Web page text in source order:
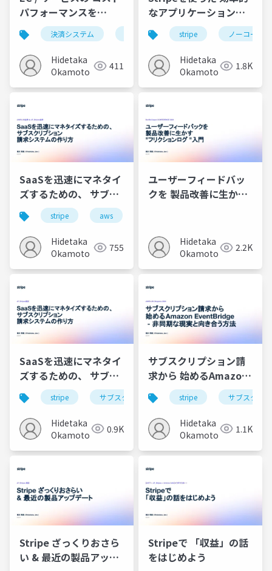
パフォーマンスを
Stripeで高める３つの
方法
決済システム ノーコード
Hidetaka
Okamoto
411
なアプリケーション開
発の進め方
stripe ノーコード
Hidetaka
Okamoto
1.8K
SaaSを迅速にマネタイ
ズするための、 サブス
クリプション 請求シス
テムの作り方
stripe aws
Hidetaka
Okamoto
755
ユーザーフィードバッ
クを 製品改善に生かす
Hidetaka
Okamoto
2.2K
SaaSを迅速にマネタイ
ズするための、 サブス
クリプション 請求シス
テムの作り方
stripe サブスクリプション
Hidetaka
Okamoto
0.9K
サブスクリプション請
求から 始めるAmazon
EventBridge - 非同期
な現実と向き合う方法
stripe サブスクリ
Hidetaka
Okamoto
1.1K
Stripe ざっくりおさら
い & 最近の製品アップ
Stripeで 「収益」の話
をはじめよう